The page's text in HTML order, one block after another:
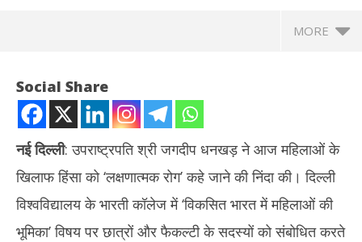
MORE
Social Share
नई दिल्ली: उपराष्ट्रपति श्री जगदीप धनखड़ ने आज महिलाओं के
खिलाफ हिंसा को ‘लक्षणात्मक रोग’ कहे जाने की निंदा की। दिल्ली
विश्वविद्यालय के भारती कॉलेज में ‘विकसित भारत में महिलाओं की
भूमिका’ विषय पर छात्रों और फैकल्टी के सदस्यों को संबोधित करते